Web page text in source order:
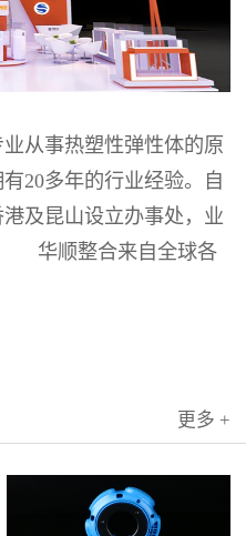
从事热塑性弹性体的原
20多年的行业经验。自
及昆山设立办事处，业
华顺整合来自全球各
更多 +